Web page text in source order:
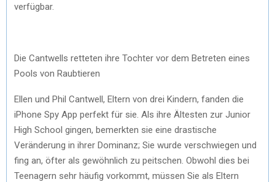
verfügbar.
Die Cantwells retteten ihre Tochter vor dem Betreten eines
Pools von Raubtieren
Ellen und Phil Cantwell, Eltern von drei Kindern, fanden die
iPhone Spy App perfekt für sie. Als ihre Ältesten zur Junior
High School gingen, bemerkten sie eine drastische
Veränderung in ihrer Dominanz; Sie wurde verschwiegen und
fing an, öfter als gewöhnlich zu peitschen. Obwohl dies bei
Teenagern sehr häufig vorkommt, müssen Sie als Eltern